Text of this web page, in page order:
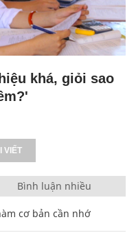
khá, giỏi sao
VIẾT
Bình luận nhiều
cơ bản cần nhớ